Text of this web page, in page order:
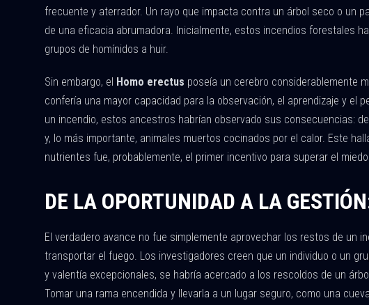
frecuente y aterrador. Un rayo que impacta contra un árbol seco o un
de una eficacia abrumadora. Inicialmente, estos incendios forestales
grupos de homínidos a huir.
Sin embargo, el Homo erectus poseía un cerebro considerablemente
confería una mayor capacidad para la observación, el aprendizaje y el
un incendio, estos ancestros habrían observado sus consecuencias:
y, lo más importante, animales muertos cocinados por el calor. Este
nutrientes fue, probablemente, el primer incentivo para superar el
DE LA OPORTUNIDAD A LA
El verdadero avance no fue simplemente aprovechar los restos de un
transportar el fuego. Los investigadores creen que un individuo o un
y valentía excepcionales, se habría acercado a los rescoldos de un
Tomar una rama encendida y llevarla a un lugar seguro, como una